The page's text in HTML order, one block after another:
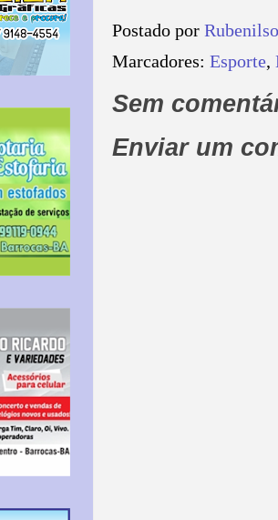
Postado por
Marcadores: Esporte,
Sem
Enviar um